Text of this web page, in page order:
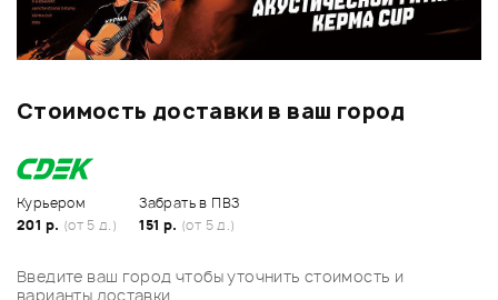
Стоимость доставки в ваш город
Курьером
201 р. (от 5 д.)
Забрать в ПВЗ
151 р. (от 5 д.)
Введите ваш город чтобы уточнить стоимость и
варианты доставки